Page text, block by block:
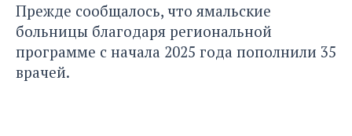
Прежде сообщалось, что ямальские
больницы благодаря региональной
программе с начала 2025 года пополнили 35
врачей.